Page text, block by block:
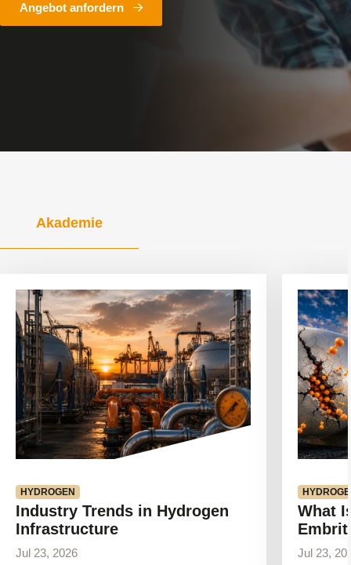
Angebot anfordern
Akademie
anzeigen
HYDROGEN
Industry Trends in Hydrogen
Infrastructure
Jul 23, 2026
anzeigen
What
Jul 23,